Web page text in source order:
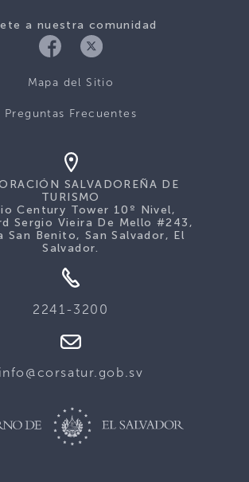
a nuestra comunidad
Mapa del Sitio
Preguntas Frecuentes
SALVADOREÑA DE
TURISMO
Century Tower 10º Nivel,
Sergio Vieira De Mello #243,
San Benito, San Salvador, El
Salvador.
2241-3200
info@corsatur.gob.sv